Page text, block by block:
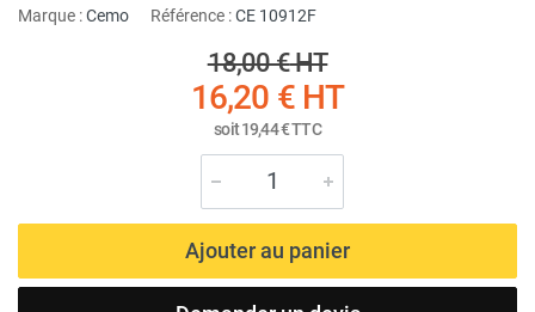
Marque :Cemo Référence :CE 10912F
18,00 €HT
16,20 €HT
soit19,44 €TTC
Ajouter au panier